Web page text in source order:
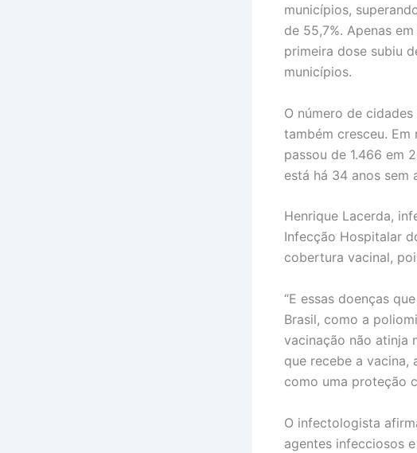
municípios,
de 55,7%. Apenas
primeira dose subiu
municípios.
O número de
também cresceu.
passou de 1.466 em
está há 34 anos sem
Henrique Lacerda,
Infecção Hospitalar
cobertura vacinal,
“E essas doenças
Brasil, como a
vacinação não atinja
que recebe a vacina,
como uma proteção
O infectologista
agentes infecciosos